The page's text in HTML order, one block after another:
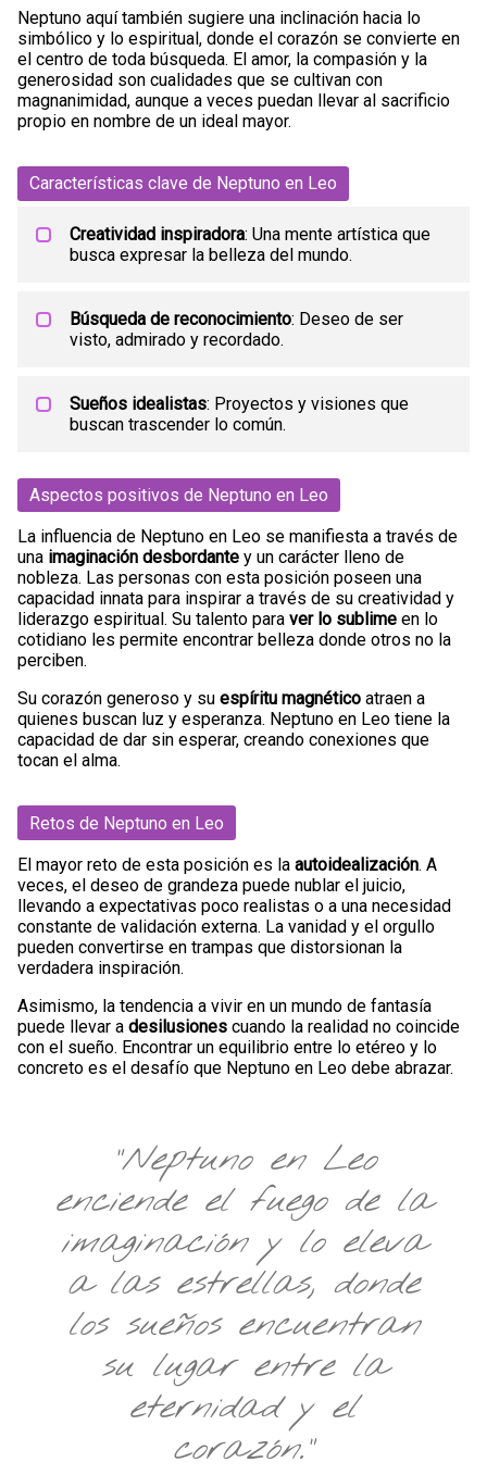
Neptuno aquí también sugiere una inclinación hacia lo
simbólico y lo espiritual, donde el corazón se convierte en
el centro de toda búsqueda. El amor, la compasión y la
generosidad son cualidades que se cultivan con
magnanimidad, aunque a veces puedan llevar al sacrificio
propio en nombre de un ideal mayor.
Características clave de Neptuno en Leo
Creatividad inspiradora: Una mente artística que
busca expresar la belleza del mundo.
Búsqueda de reconocimiento: Deseo de ser
visto, admirado y recordado.
Sueños idealistas: Proyectos y visiones que
buscan trascender lo común.
Aspectos positivos de Neptuno en Leo
La influencia de Neptuno en Leo se manifiesta a través de
una imaginación desbordante y un carácter lleno de
nobleza. Las personas con esta posición poseen una
capacidad innata para inspirar a través de su creatividad y
liderazgo espiritual. Su talento para ver lo sublime en lo
cotidiano les permite encontrar belleza donde otros no la
perciben.
Su corazón generoso y su espíritu magnético atraen a
quienes buscan luz y esperanza. Neptuno en Leo tiene la
capacidad de dar sin esperar, creando conexiones que
tocan el alma.
Retos de Neptuno en Leo
El mayor reto de esta posición es la autoidealización. A
veces, el deseo de grandeza puede nublar el juicio,
llevando a expectativas poco realistas o a una necesidad
constante de validación externa. La vanidad y el orgullo
pueden convertirse en trampas que distorsionan la
verdadera inspiración.
Asimismo, la tendencia a vivir en un mundo de fantasía
puede llevar a desilusiones cuando la realidad no coincide
con el sueño. Encontrar un equilibrio entre lo etéreo y lo
concreto es el desafío que Neptuno en Leo debe abrazar.
"Neptuno en Leo
enciende el fuego de la
imaginación y lo eleva
a las estrellas, donde
los sueños encuentran
su lugar entre la
eternidad y el
corazón."